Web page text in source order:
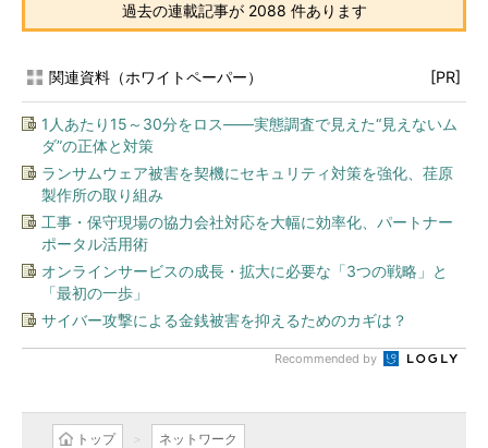
過去の連載記事が 2088 件あります
関連資料（ホワイトペーパー） [PR]
1人あたり15～30分をロス――実態調査で見えた“見えないム
ダ”の正体と対策
ランサムウェア被害を契機にセキュリティ対策を強化、荏原
製作所の取り組み
工事・保守現場の協力会社対応を大幅に効率化、パートナー
ポータル活用術
オンラインサービスの成長・拡大に必要な「3つの戦略」と
「最初の一歩」
サイバー攻撃による金銭被害を抑えるためのカギは？
Recommended by
トップ ネットワーク